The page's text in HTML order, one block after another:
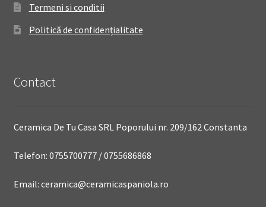
Termeni si conditii
Politică de confidențialitate
Contact
Ceramica De Tu Casa SRL Poporului nr. 209/162 Constanta
Telefon: 0755700777 / 0755686868
Email: ceramica@ceramicaspaniola.ro